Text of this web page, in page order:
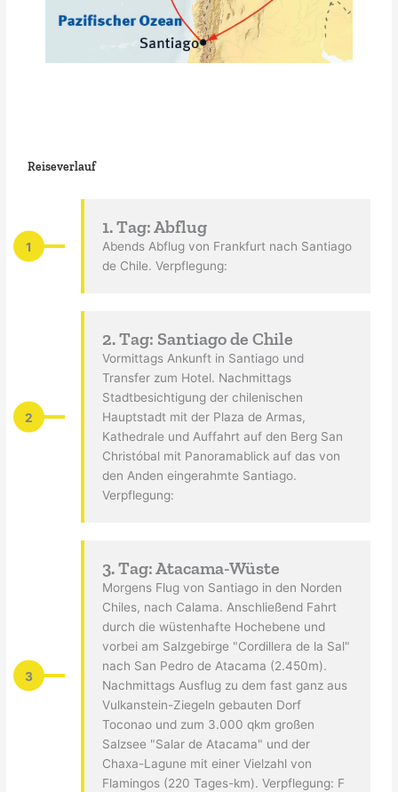
Reiseverlauf
1
1. Tag: Abflug
Abends Abflug von Frankfurt nach Santiago
de Chile. Verpflegung:
2
2. Tag: Santiago de Chile
Vormittags Ankunft in Santiago und
Transfer zum Hotel. Nachmittags
Stadtbesichtigung der chilenischen
Hauptstadt mit der Plaza de Armas,
Kathedrale und Auffahrt auf den Berg San
Christóbal mit Panoramablick auf das von
den Anden eingerahmte Santiago.
Verpflegung:
3
3. Tag: Atacama-Wüste
Morgens Flug von Santiago in den Norden
Chiles, nach Calama. Anschließend Fahrt
durch die wüstenhafte Hochebene und
vorbei am Salzgebirge "Cordillera de la Sal"
nach San Pedro de Atacama (2.450m).
Nachmittags Ausflug zu dem fast ganz aus
Vulkanstein-Ziegeln gebauten Dorf
Toconao und zum 3.000 qkm großen
Salzsee "Salar de Atacama" und der
Chaxa-Lagune mit einer Vielzahl von
Flamingos (220 Tages-km). Verpflegung: F